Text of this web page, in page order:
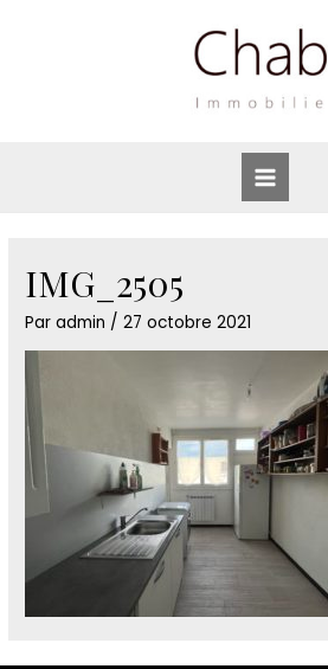
Main
IMG_2505
Paradmin /27 octobre 2021